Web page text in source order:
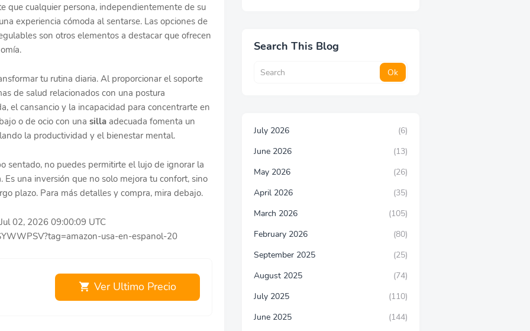
que cualquier persona, independientemente de su
experiencia cómoda al sentarse. Las opciones de
son otros elementos a destacar que ofrecen
tu rutina diaria. Al proporcionar el soporte
de salud relacionados con una postura
el cansancio y la incapacidad para concentrarte en
o de ocio con una silla adecuada fomenta un
la productividad y el bienestar mental.
sentado, no puedes permitirte el lujo de ignorar la
Es una inversión que no solo mejora tu confort, sino
plazo. Para más detalles y compra, mira debajo.
02, 2026 09:00:09 UTC
usa-en-espanol-20
Ver Ultimo Precio
Search This Blog
July 2026
(6)
June 2026
(13)
May 2026
(26)
April 2026
(35)
March 2026
(105)
February 2026
(80)
September 2025
(25)
August 2025
(74)
July 2025
(110)
June 2025
(144)